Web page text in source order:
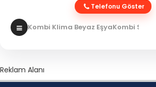
Telefonu Göster
Kombi Klima Beyaz EşyaKombi Servisi
Reklam Alanı